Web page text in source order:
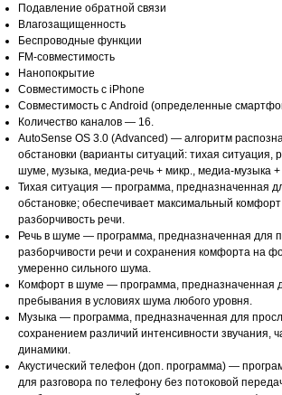
Подавление обратной связи
Влагозащищенность
Беспроводные функции
FM-совместимость
Нанопокрытие
Совместимость с iPhone
Совместимость с Android (определенные
Количество каналов — 16.
AutoSense OS 3.0 (Advanced) — алгоритм
обстановки (варианты ситуаций: тихая ситуация,
шуме, музыка, медиа-речь + микр., медиа-музыка +
Тихая ситуация — программа, предназначенная
обстановке; обеспечивает максимальный
разборчивость речи.
Речь в шуме — программа, предназначенная для
разборчивости речи и сохранения комфорта на
умеренно сильного шума.
Комфорт в шуме — программа, предназначенная
пребывания в условиях шума любого уровня.
Музыка — программа, предназначенная для
сохранением различий интенсивности звучания,
динамики.
Акустический телефон (доп. программа) —
для разговора по телефону без потоковой